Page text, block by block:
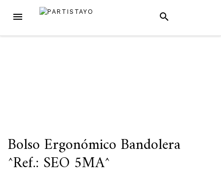
content
MENU SEARCH
Bolso Ergonómico Bandolera
^Ref.: SEO 5MA^